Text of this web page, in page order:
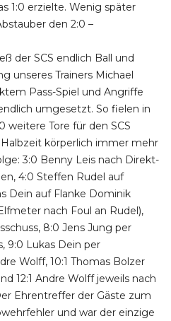
1:0 erzielte. Wenig später
den 2:0 –
der SCS endlich Ball und
unseres Trainers Michael
Pass-Spiel und Angriffe
umgesetzt. So fielen in
weitere Tore für den SCS
körperlich immer mehr
3:0 Benny Leis nach Direkt-
4:0 Steffen Rudel auf
Dein auf Flanke Dominik
nach Foul an Rudel),
8:0 Jens Jung per
9:0 Lukas Dein per
Wolff, 10:1 Thomas Bolzer
12:1 Andre Wolff jeweils nach
Ehrentreffer der Gäste zum
und war der einzige